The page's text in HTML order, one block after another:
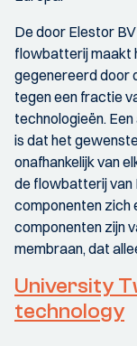
De door Elestor
flowbatterij maakt
gegenereerd door
tegen een fractie
technologieën.
is dat het
onafhankelijk van
de flowbatterij van
componenten zich
componenten zijn
membraan, dat
University
technology